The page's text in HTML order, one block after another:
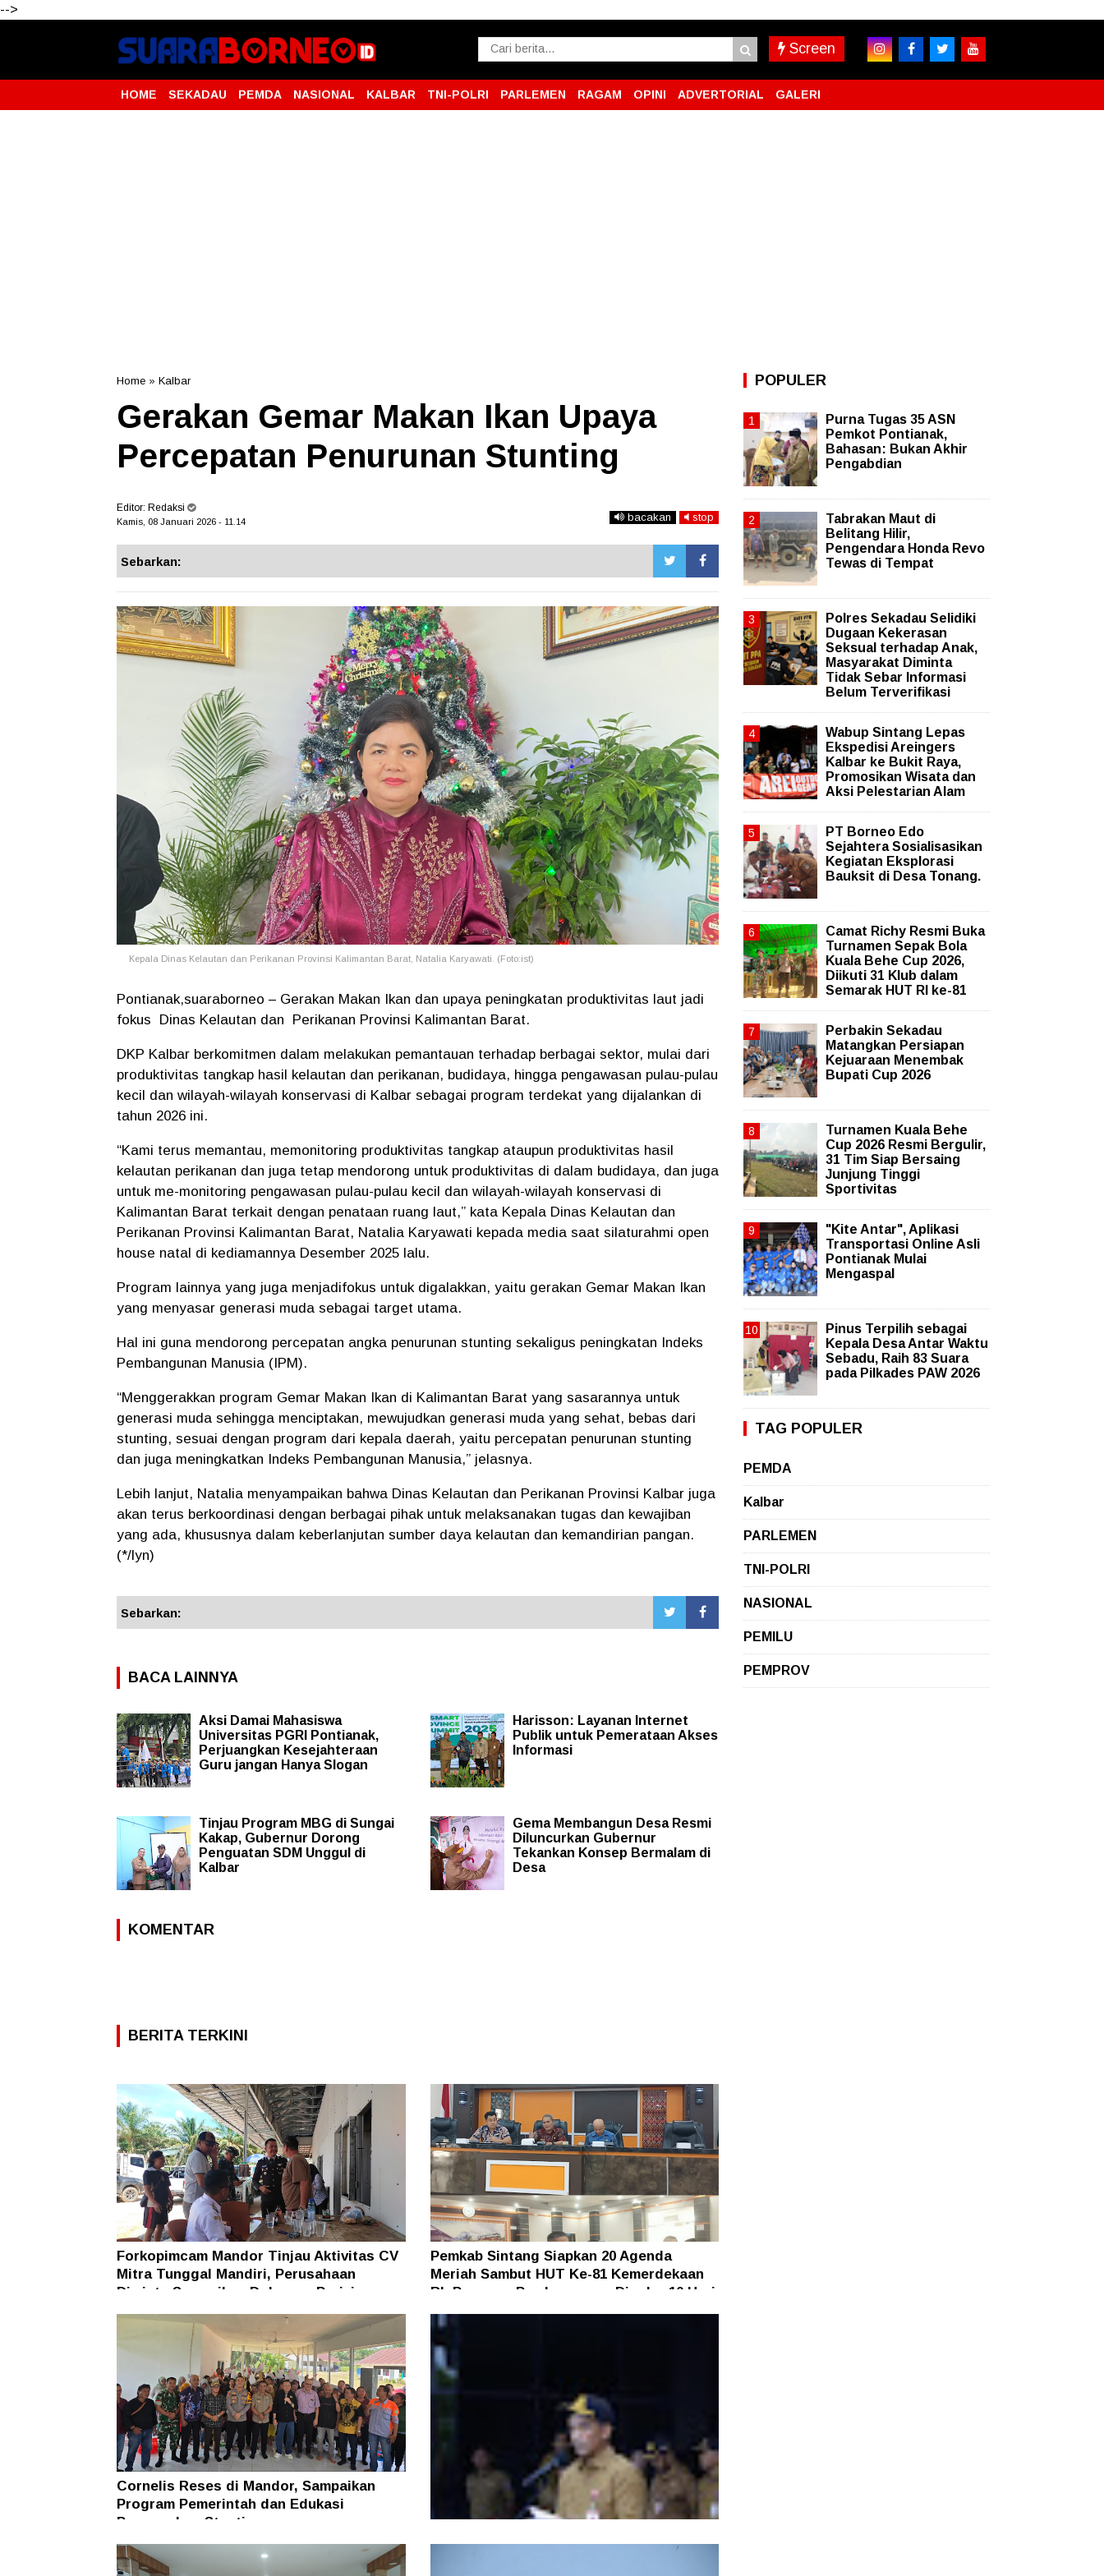
-->
Screen
HOME SEKADAU PEMDA NASIONAL KALBAR TNI-POLRI PARLEMEN RAGAM OPINI ADVERTORIAL GALERI
Home » Kalbar
Gerakan Gemar Makan Ikan Upaya
Percepatan Penurunan Stunting
Editor: Redaksi
Kamis, 08 Januari 2026 - 11.14 bacakan stop
Sebarkan:
Kepala Dinas Kelautan dan Perikanan Provinsi Kalimantan Barat, Natalia Karyawati. (Foto:ist)
Pontianak,suaraborneo – Gerakan Makan Ikan dan upaya peningkatan produktivitas laut jadi
fokus Dinas Kelautan dan Perikanan Provinsi Kalimantan Barat.
DKP Kalbar berkomitmen dalam melakukan pemantauan terhadap berbagai sektor, mulai dari
produktivitas tangkap hasil kelautan dan perikanan, budidaya, hingga pengawasan pulau-pulau
kecil dan wilayah-wilayah konservasi di Kalbar sebagai program terdekat yang dijalankan di
tahun 2026 ini.
“Kami terus memantau, memonitoring produktivitas tangkap ataupun produktivitas hasil
kelautan perikanan dan juga tetap mendorong untuk produktivitas di dalam budidaya, dan juga
untuk me-monitoring pengawasan pulau-pulau kecil dan wilayah-wilayah konservasi di
Kalimantan Barat terkait dengan penataan ruang laut,” kata Kepala Dinas Kelautan dan
Perikanan Provinsi Kalimantan Barat, Natalia Karyawati kepada media saat silaturahmi open
house natal di kediamannya Desember 2025 lalu.
Program lainnya yang juga menjadifokus untuk digalakkan, yaitu gerakan Gemar Makan Ikan
yang menyasar generasi muda sebagai target utama.
Hal ini guna mendorong percepatan angka penurunan stunting sekaligus peningkatan Indeks
Pembangunan Manusia (IPM).
“Menggerakkan program Gemar Makan Ikan di Kalimantan Barat yang sasarannya untuk
generasi muda sehingga menciptakan, mewujudkan generasi muda yang sehat, bebas dari
stunting, sesuai dengan program dari kepala daerah, yaitu percepatan penurunan stunting
dan juga meningkatkan Indeks Pembangunan Manusia,” jelasnya.
Lebih lanjut, Natalia menyampaikan bahwa Dinas Kelautan dan Perikanan Provinsi Kalbar juga
akan terus berkoordinasi dengan berbagai pihak untuk melaksanakan tugas dan kewajiban
yang ada, khususnya dalam keberlanjutan sumber daya kelautan dan kemandirian pangan.
(*/lyn)
Sebarkan:
BACA LAINNYA
Aksi Damai Mahasiswa
Universitas PGRI Pontianak,
Perjuangkan Kesejahteraan
Guru jangan Hanya Slogan
Harisson: Layanan Internet
Publik untuk Pemerataan Akses
Informasi
Tinjau Program MBG di Sungai
Kakap, Gubernur Dorong
Penguatan SDM Unggul di
Kalbar
Gema Membangun Desa Resmi
Diluncurkan Gubernur
Tekankan Konsep Bermalam di
Desa
KOMENTAR
BERITA TERKINI
Forkopimcam Mandor Tinjau Aktivitas CV
Mitra Tunggal Mandiri, Perusahaan
Diminta Sampaikan Dokumen Perizinan
Pemkab Sintang Siapkan 20 Agenda
Meriah Sambut HUT Ke-81 Kemerdekaan
RI, Pameran Pembangunan Digelar 10 Hari
Cornelis Reses di Mandor, Sampaikan
Program Pemerintah dan Edukasi
Pencegahan Stunting
POPULER
Purna Tugas 35 ASN
Pemkot Pontianak,
Bahasan: Bukan Akhir
Pengabdian
Tabrakan Maut di
Belitang Hilir,
Pengendara Honda Revo
Tewas di Tempat
Polres Sekadau Selidiki
Dugaan Kekerasan
Seksual terhadap Anak,
Masyarakat Diminta
Tidak Sebar Informasi
Belum Terverifikasi
Wabup Sintang Lepas
Ekspedisi Areingers
Kalbar ke Bukit Raya,
Promosikan Wisata dan
Aksi Pelestarian Alam
PT Borneo Edo
Sejahtera Sosialisasikan
Kegiatan Eksplorasi
Bauksit di Desa Tonang.
Camat Richy Resmi Buka
Turnamen Sepak Bola
Kuala Behe Cup 2026,
Diikuti 31 Klub dalam
Semarak HUT RI ke-81
Perbakin Sekadau
Matangkan Persiapan
Kejuaraan Menembak
Bupati Cup 2026
Turnamen Kuala Behe
Cup 2026 Resmi Bergulir,
31 Tim Siap Bersaing
Junjung Tinggi
Sportivitas
"Kite Antar", Aplikasi
Transportasi Online Asli
Pontianak Mulai
Mengaspal
Pinus Terpilih sebagai
Kepala Desa Antar Waktu
Sebadu, Raih 83 Suara
pada Pilkades PAW 2026
TAG POPULER
PEMDA
Kalbar
PARLEMEN
TNI-POLRI
NASIONAL
PEMILU
PEMPROV